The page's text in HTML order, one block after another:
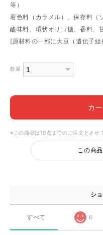
等）
着色料（カラメル）、保存料（
酸味料、環状オリゴ糖、香料、
[原材料の一部に大豆（遺伝子
数量
カ
※この商品は10点までのご注文とさせ
この商
シ
すべて 6